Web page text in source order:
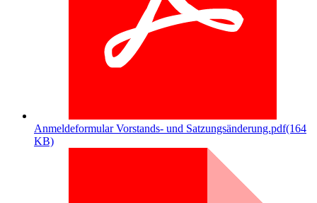
Anmeldeformular Vorstands- und Satzungsänderung.pdf(164
KB)